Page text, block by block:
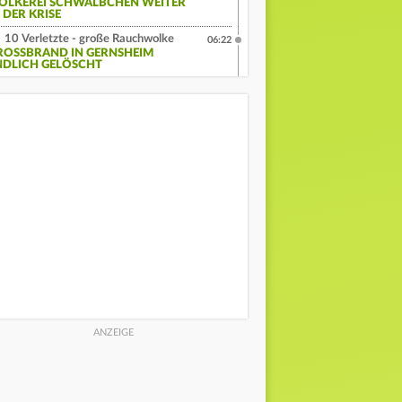
SCHWÄLBCHEN WEITER
DER KRISE
10 Verletzte - große Rauchwolke
IN GERNSHEIM E
GELÖSCHT
06:22